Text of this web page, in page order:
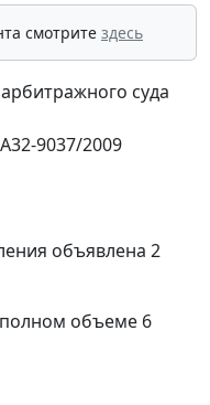
смотрите здесь
суда
9037/2009
объявлена 2
объеме 6